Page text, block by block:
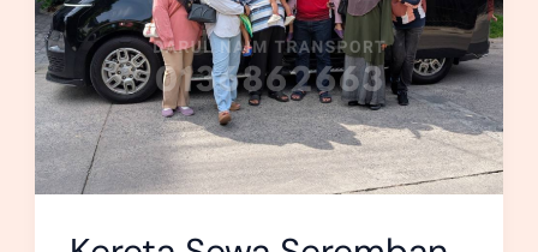
Sewa
Kereta
Mudah
dan
Berpatutan